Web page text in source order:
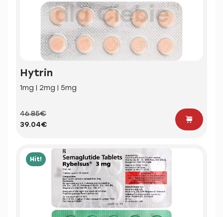
Hytrin
1mg | 2mg | 5mg
46.85€
39.04€
Hit!